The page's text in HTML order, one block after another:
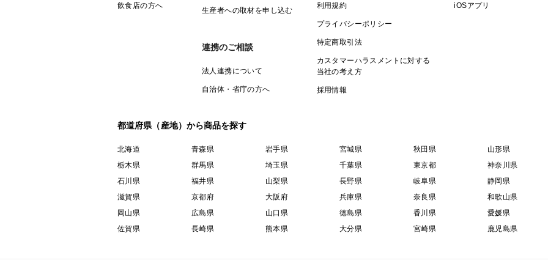
農薬不使用の時期もあります。
飲食店の方へ
生産者への取材を申し込む
連携のご相談
法人連携について
自治体・省庁の方へ
利用規約
プライバシーポリシー
特定商取引法
カスタマーハラスメントに対する
当社の考え方
採用情報
iOSアプリ
都道府県（産地）から商品を探す
北海道 青森県 岩手県 宮城県 秋田県
山形県
栃木県
群馬県 埼玉県 千葉県 東京都
神奈川県
石川県
福井県 山梨県 長野県 岐阜県
静岡県
滋賀県
京都府 大阪府 兵庫県 奈良県
和歌山県
岡山県
広島県 山口県 徳島県 香川県
愛媛県
佐賀県
長崎県 熊本県 大分県 宮崎県 鹿児島県